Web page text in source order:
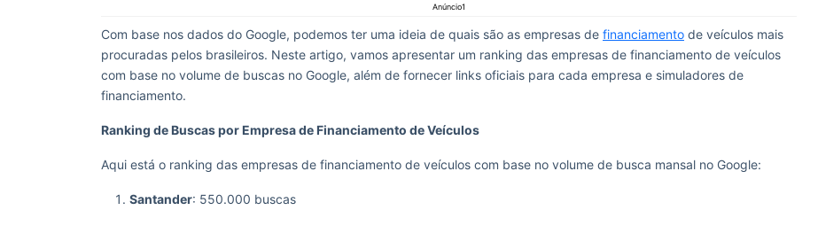
Anúncio1
Com base nos dados do Google, podemos ter uma ideia de quais são as empresas de financiamento de veículos mais
procuradas pelos brasileiros. Neste artigo, vamos apresentar um ranking das empresas de financiamento de veículos
com base no volume de buscas no Google, além de fornecer links oficiais para cada empresa e simuladores de
financiamento.
Ranking de Buscas por Empresa de Financiamento de Veículos
Aqui está o ranking das empresas de financiamento de veículos com base no volume de busca mansal no Google:
Santander: 550.000 buscas